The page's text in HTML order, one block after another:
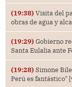
(19:38) Visita del
obras de agua y
(19:29) Gobierno
Santa Eulalia ante
(19:28) Simone
Perú es fantástico"